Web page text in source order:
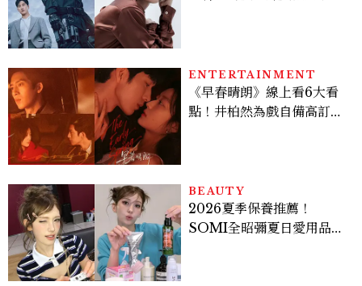
多大？
ENTERTAINMENT
《早春晴朗》線上看6大看
點！井柏然為戲自備高訂，
BEAUTY
2026夏季保養推薦！
SOMI全昭彌夏日愛用品公